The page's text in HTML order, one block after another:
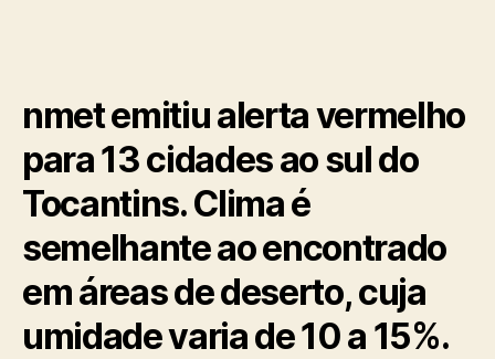
nmet emitiu alerta vermelho
para 13 cidades ao sul do
Tocantins. Clima é
semelhante ao encontrado
em áreas de deserto, cuja
umidade varia de 10 a 15%.